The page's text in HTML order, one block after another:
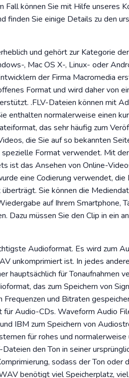
Fall können Sie mit Hilfe unseres
Sie einige Details zu den
und gehört zur Kategorie
, Mac OS X-, Linux- oder
der Firma Macromedia
Format und wird daher von
.FLV-Dateien können mit
enthalten normalerweise einen
das sehr häufig zum
die Sie auf so bekannten
Format verwendet. Mit
ist das Ansehen von Online-
eine Codierung verwendet,
Sie können die
auf Ihrem Smartphone,
Dazu müssen Sie den Clip in ein
Audioformat. Es wird zum
unkomprimiert ist. In jedes
hauptsächlich für Tonaufnahmen
das zum Speichern von
Frequenzen und Bitraten
Audio-CDs. Waveform Audio
IBM zum Speichern von
für rohes und
den Ton in seiner
sodass der Ton oder
benötigt viel Speicherplatz,